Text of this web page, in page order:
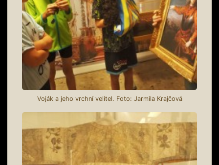
Voják a jeho vrchní velitel. Foto: Jarmila Krajčová